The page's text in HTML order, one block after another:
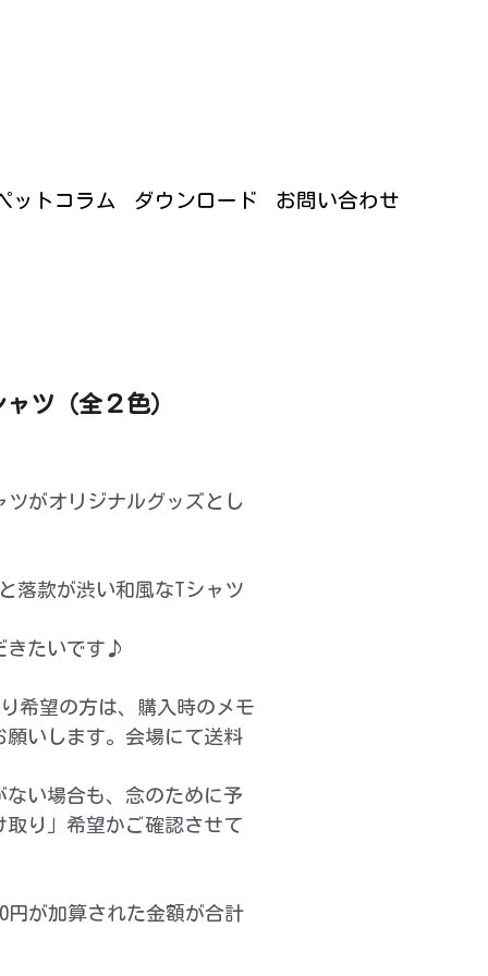
ットコラム ダウンロード お問い合わせ
ツ（全２色）
がオリジナルグッズとし
落款が渋い和風なTシャツ
きたいです♪
希望の方は、購入時のメモ
いします。会場にて送料
い場合も、念のために予
り」希望かご確認させて
が加算された金額が合計